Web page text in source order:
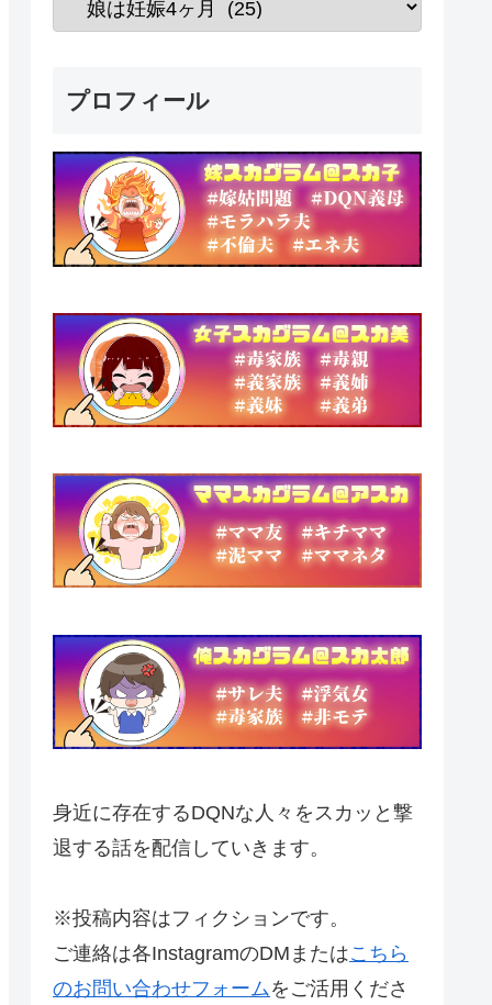
プロフィール
身近に存在するDQNな人々をスカッと撃
退する話を配信していきます。
※投稿内容はフィクションです。
ご連絡は各InstagramのDMまたはこちら
のお問い合わせフォーム をご活用くださ